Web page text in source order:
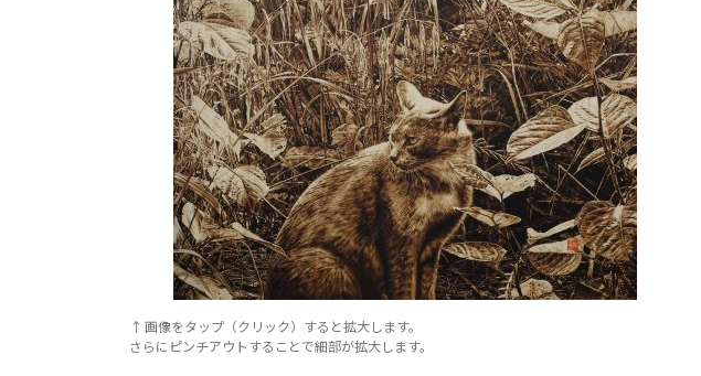
↑ 画像をタップ（クリック）すると拡大します。
さらにピンチアウトすることで細部が拡大します。